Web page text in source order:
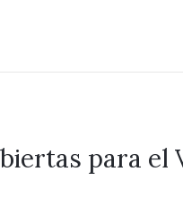
para